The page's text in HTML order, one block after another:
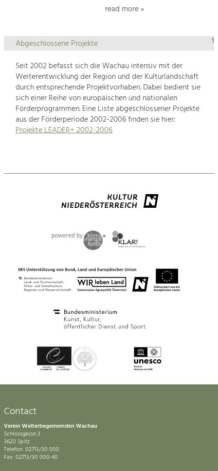
read more »
1
Abgeschlossene Projekte
Seit 2002 befasst sich die Wachau intensiv mit der
Weiterentwicklung der Region und der Kulturlandschaft
durch entsprechende Projektvorhaben. Dabei bedient sie
sich einer Reihe von europäischen und nationalen
Förderprogrammen. Eine Liste abgeschlossener Projekte
aus der Förderperiode 2002-2006 finden sie hier:
Projekte LEADER+ 2002-2006
Contact
Verein Welterbegemeinden Wachau
Schlossgasse 3
3620 Spitz
Telefon: 02713/30 000
Fax: 02713/30 000-40